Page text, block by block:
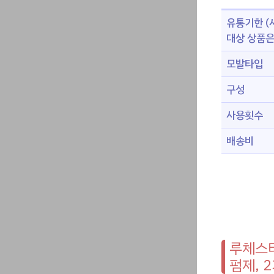
유통기한 (
대상 상품
모발타입
구성
사용횟수
배송비
루체스
펌제,